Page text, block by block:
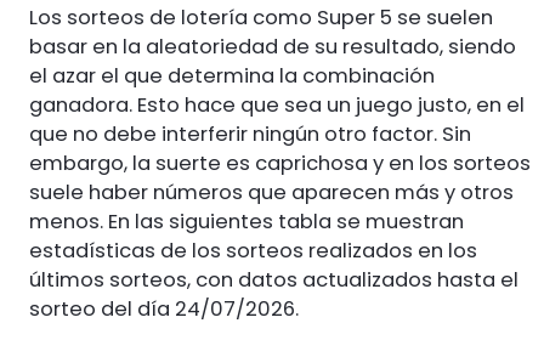
Los sorteos de lotería como Super 5 se suelen
basar en la aleatoriedad de su resultado, siendo
el azar el que determina la combinación
ganadora. Esto hace que sea un juego justo, en el
que no debe interferir ningún otro factor. Sin
embargo, la suerte es caprichosa y en los sorteos
suele haber números que aparecen más y otros
menos. En las siguientes tabla se muestran
estadísticas de los sorteos realizados en los
últimos sorteos, con datos actualizados hasta el
sorteo del día 24/07/2026.